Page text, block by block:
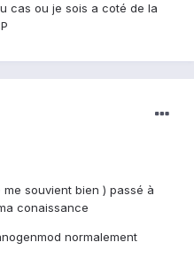
cas ou je sois a coté de la
souvient bien ) passé à
conaissance
normalement